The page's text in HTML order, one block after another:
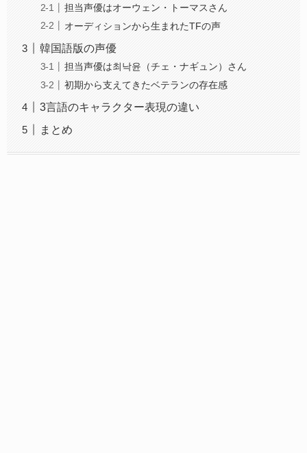
担当声優はオーウェン・トーマスさん
オーディションから生まれたTFの声
韓国語版の声優
担当声優は최낙윤（チェ・ナギュン）さん
初期から支えてきたベテランの存在感
3言語のキャラクター表現の違い
まとめ